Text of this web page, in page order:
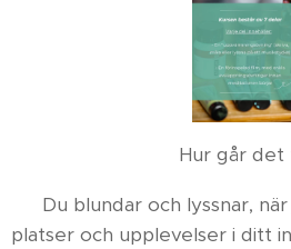
Hur går det
Du blundar och lyssnar,
platser och upplevelser i ditt